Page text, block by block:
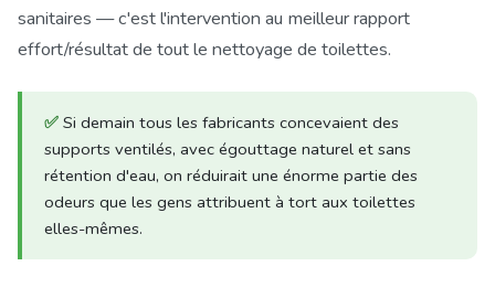
sanitaires — c'est l'intervention au meilleur rapport
effort/résultat de tout le nettoyage de toilettes.
✅ Si demain tous les fabricants concevaient des
supports ventilés, avec égouttage naturel et sans
rétention d'eau, on réduirait une énorme partie des
odeurs que les gens attribuent à tort aux toilettes
elles-mêmes.